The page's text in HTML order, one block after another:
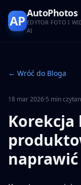
APAutoPhotos
EDYTOR FOTO I
AI
← Wróć do Bloga
18 mar 2026·5 min
Korekcja